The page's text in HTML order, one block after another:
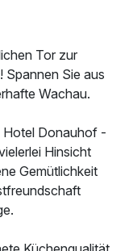
Tor zur
Spannen Sie aus
Wachau.
Hotel Donauhof -
Hinsicht
Gemütlichkeit